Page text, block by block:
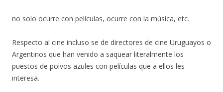
no solo ocurre con películas, ocurre con la música, etc.
Respecto al cine incluso se de directores de cine Uruguayos o
Argentinos que han venido a saquear literalmente los
puestos de polvos azules con películas que a ellos les
interesa.